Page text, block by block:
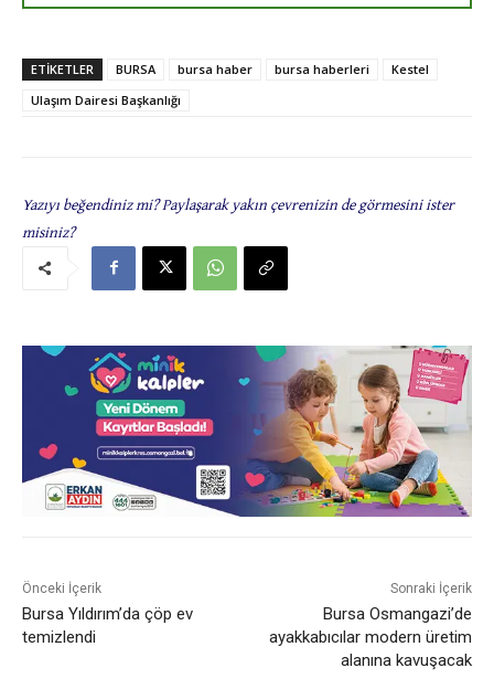
ETIKETLER BURSA bursa haber bursa haberleri
Kestel
Ulaşım Dairesi Başkanlığı
Yazıyı beğendiniz mi? Paylaşarak yakın çevrenizin de görmesini ister
misiniz?
Önceki İçerik
Bursa Yıldırım’da çöp ev
temizlendi
Sonraki İçerik
Bursa Osmangazi’de
ayakkabıcılar modern üretim
alanına kavuşacak